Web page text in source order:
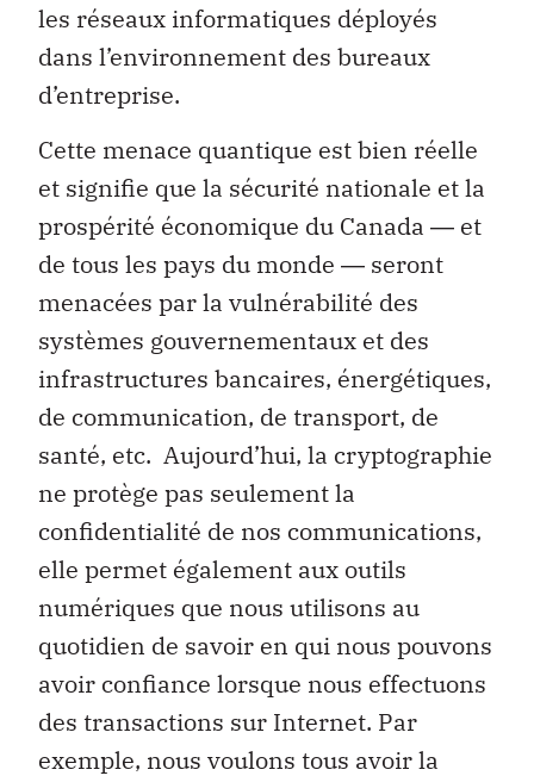
les réseaux informatiques déployés
dans l’environnement des bureaux
d’entreprise.
Cette menace quantique est bien réelle
et signifie que la sécurité nationale et la
prospérité économique du Canada ― et
de tous les pays du monde ― seront
menacées par la vulnérabilité des
systèmes gouvernementaux et des
infrastructures bancaires, énergétiques,
de communication, de transport, de
santé, etc. Aujourd’hui, la cryptographie
ne protège pas seulement la
confidentialité de nos communications,
elle permet également aux outils
numériques que nous utilisons au
quotidien de savoir en qui nous pouvons
avoir confiance lorsque nous effectuons
des transactions sur Internet. Par
exemple, nous voulons tous avoir la